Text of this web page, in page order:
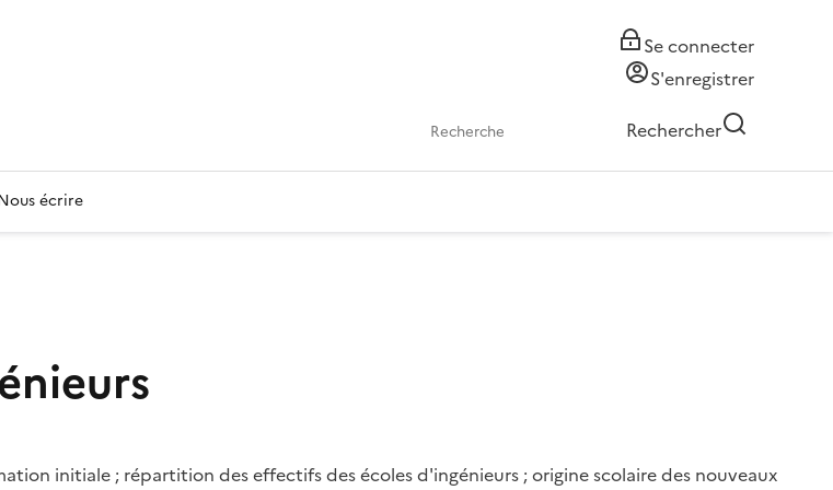
Se connecter
S'enregistrer
Rechercher
écrire
initiale ; répartition des effectifs des écoles d'ingénieurs ; origine scolaire des nouveaux